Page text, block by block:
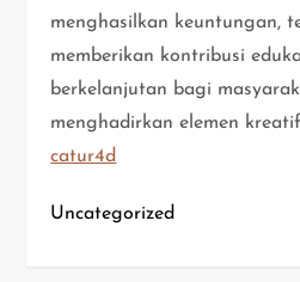
menghasilkan keuntungan,
memberikan kontribusi
berkelanjutan bagi
menghadirkan elemen
catur4d
Uncategorized